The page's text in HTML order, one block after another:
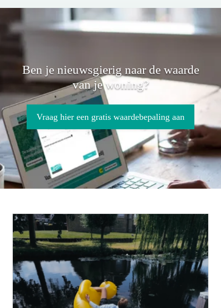
Ben je nieuwsgierig naar de waarde
van je woning?
Vraag hier een gratis waardebepaling aan